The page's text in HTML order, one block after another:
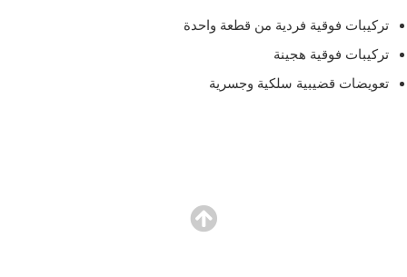
تركيبات فوقية فردية من قطعة واحدة
تركيبات فوقية هجينة
تعويضات قضيبية سلكية وجسرية